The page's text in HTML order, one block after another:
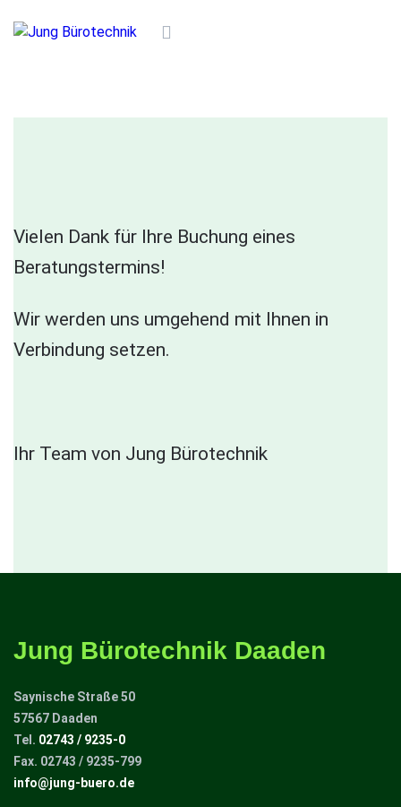
Vielen Dank für Ihre Buchung eines
Beratungstermins!
Wir werden uns umgehend mit Ihnen in
Verbindung setzen.
Ihr Team von Jung Bürotechnik
Jung Bürotechnik Daaden
Saynische Straße 50
57567 Daaden
Tel. 02743 / 9235-0
Fax. 02743 / 9235-799
info@jung-buero.de